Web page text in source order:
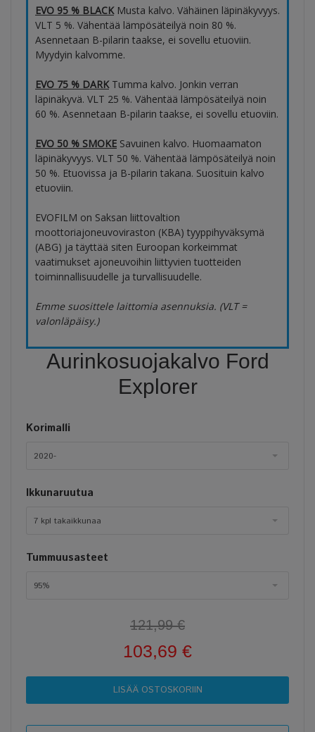
EVO 95 % BLACKMusta kalvo. Vähäinen läpinäkyvyys.
VLT 5 %. Vähentää lämpösäteilyä noin 80 %.
Asennetaan B-pilarin taakse, ei sovellu etuoviin.
Myydyin kalvomme.
EVO 75 % DARKTumma kalvo. Jonkin verran
läpinäkyvä. VLT 25 %. Vähentää lämpösäteilyä noin
60 %. Asennetaan B-pilarin taakse, ei sovellu etuoviin.
EVO 50 % SMOKE Savuinen kalvo. Huomaamaton
läpinäkyvyys. VLT 50 %. Vähentää lämpösäteilyä noin
50 %. Etuovissa ja B-pilarin takana. Suosituin kalvo
etuoviin.
EVOFILM on Saksan liittovaltion
moottoriajoneuvoviraston (KBA) tyyppihyväksymä
(ABG) ja täyttää siten Euroopan korkeimmat
vaatimukset ajoneuvoihin liittyvien tuotteiden
toiminnallisuudelle ja turvallisuudelle.
Emme suosittele laittomia asennuksia. (VLT =
valonläpäisy.)
Aurinkosuojakalvo Ford
Explorer
Korimalli
2020-
Ikkunaruutua
7 kpl takaikkunaa
Tummuusasteet
95%
121,99 €
103,69 €